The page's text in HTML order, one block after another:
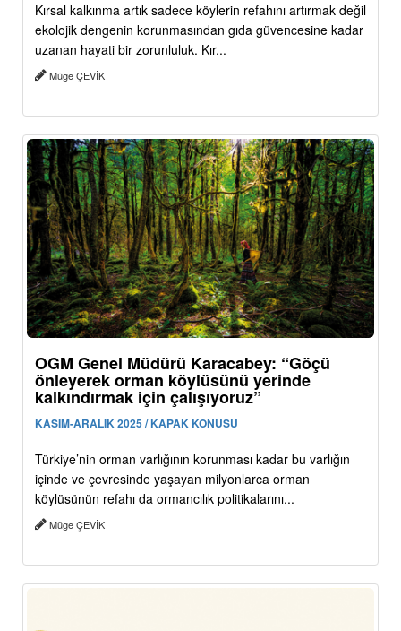
Kırsal kalkınma artık sadece köylerin refahını artırmak değil
ekolojik dengenin korunmasından gıda güvencesine kadar
uzanan hayati bir zorunluluk. Kır...
Müge ÇEVİK
OGM Genel Müdürü Karacabey: “Göçü
önleyerek orman köylüsünü yerinde
kalkındırmak için çalışıyoruz”
KASIM-ARALIK 2025 / KAPAK KONUSU
Türkiye’nin orman varlığının korunması kadar bu varlığın
içinde ve çevresinde yaşayan milyonlarca orman
köylüsünün refahı da ormancılık politikalarını...
Müge ÇEVİK